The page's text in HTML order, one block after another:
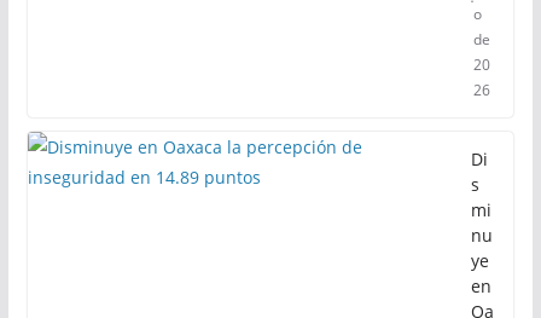
o
de
20
26
Di
s
mi
nu
ye
en
Oa